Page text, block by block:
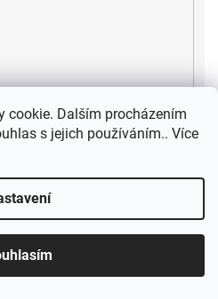
cookie. Dalším procházením
s jejich používáním.. Více